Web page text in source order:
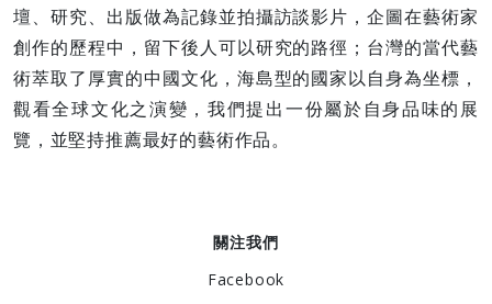
壇、研究、出版做為記錄並拍攝訪談影片，企圖在藝術家
創作的歷程中，留下後人可以研究的路徑；台灣的當代藝
術萃取了厚實的中國文化，海島型的國家以自身為坐標，
觀看全球文化之演變，我們提出一份屬於自身品味的展
覽，並堅持推薦最好的藝術作品。
關注我們
Facebook